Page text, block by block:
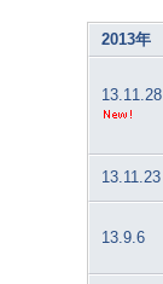
2013年
13.11.28
13.11.23
13.9.6